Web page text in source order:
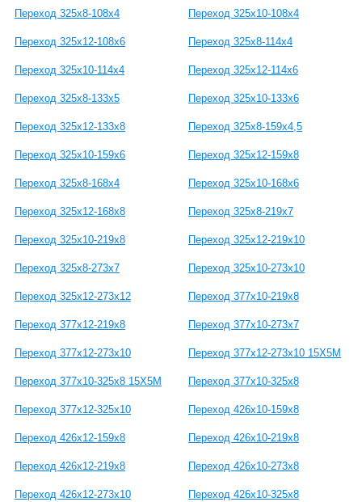
Переход 325х8-108х4 Переход 325х10-108х4
Переход 325х12-108х6 Переход 325х8-114х4
Переход 325х10-114х4 Переход 325х12-114х6
Переход 325х8-133х5 Переход 325х10-133х6
Переход 325х12-133х8 Переход 325х8-159х4,5
Переход 325х10-159х6 Переход 325х12-159х8
Переход 325х8-168х4 Переход 325х10-168х6
Переход 325х12-168х8 Переход 325х8-219х7
Переход 325х10-219х8 Переход 325х12-219х10
Переход 325х8-273х7 Переход 325х10-273х10
Переход 325х12-273х12 Переход 377х10-219х8
Переход 377х12-219х8 Переход 377х10-273х7
Переход 377х12-273х10 Переход 377х12-273х10 15Х5М
Переход 377х10-325х8 15Х5М Переход 377х10-325х8
Переход 377х12-325х10 Переход 426х10-159х8
Переход 426х12-159х8 Переход 426х10-219х8
Переход 426х12-219х8 Переход 426х10-273х8
Переход 426х12-273х10 Переход 426х10-325х8